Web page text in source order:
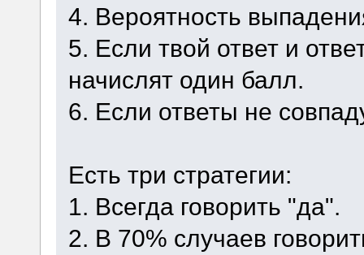
4. Вероятность
5. Если твой ответ и
начислят один балл.
6. Если ответы не
Есть три стратегии:
1. Всегда говорить "да".
2. В 70% случаев